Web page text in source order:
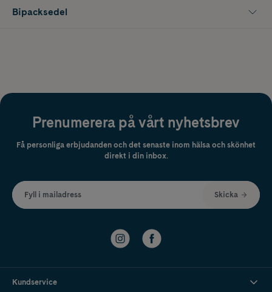
Bipacksedel
Prenumerera på vårt nyhetsbrev
Få personliga erbjudanden och det senaste inom hälsa och skönhet
direkt i din inbox.
Fyll i mailadress Skicka
Kundservice